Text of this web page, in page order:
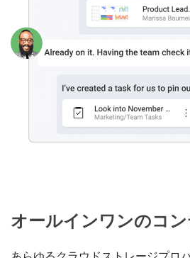
オールインワンのコ